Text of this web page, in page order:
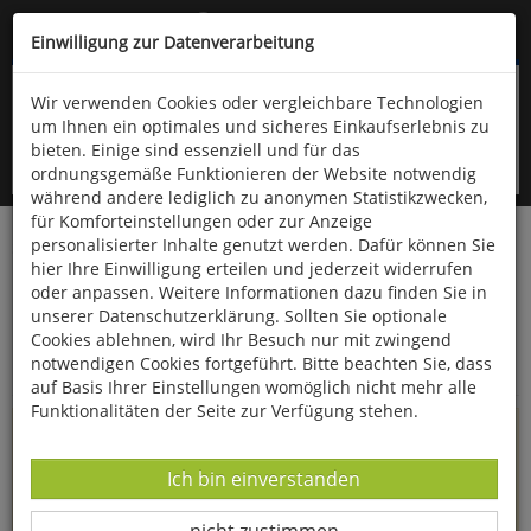
Kompletten Head der Seite überspringen
oder (06766) 9323-960
Startseite Informationen
Uppps...
Sie sind weitergeleitet worden !
haben zu öffnen, gibt es leider nicht mehr in unserem
Einwilligung zur Datenverarbeitung
Wir verwenden Cookies oder vergleichbare Technologien
um Ihnen ein optimales und sicheres Einkaufserlebnis zu
bieten. Einige sind essenziell und für das
ordnungsgemäße Funktionieren der Website notwendig
während andere lediglich zu anonymen Statistikzwecken,
für Komforteinstellungen oder zur Anzeige
personalisierter Inhalte genutzt werden. Dafür können Sie
hier Ihre Einwilligung erteilen und jederzeit widerrufen
oder anpassen. Weitere Informationen dazu finden Sie in
unserer Datenschutzerklärung. Sollten Sie optionale
Cookies ablehnen, wird Ihr Besuch nur mit zwingend
notwendigen Cookies fortgeführt. Bitte beachten Sie, dass
auf Basis Ihrer Einstellungen womöglich nicht mehr alle
Funktionalitäten der Seite zur Verfügung stehen.
Datenverarbeitung -
Ich bin einverstanden